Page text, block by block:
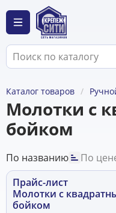
Каталог товаров
Молотки с
бойком
По названию
По
Прайс-лист
Молотки с
бойком